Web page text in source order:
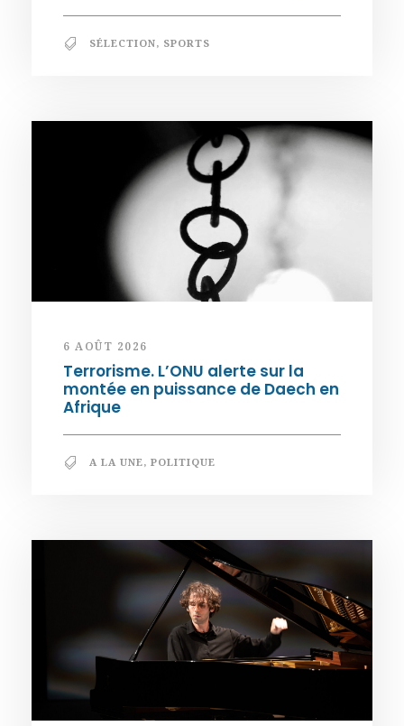
SÉLECTION, SPORTS
6 AOÛT 2026
Terrorisme. L’ONU alerte sur la
montée en puissance de Daech en
Afrique
A LA UNE, POLITIQUE